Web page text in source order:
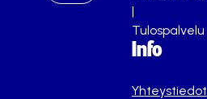
|
Tulospalvelu
Info
Yhteystiedot